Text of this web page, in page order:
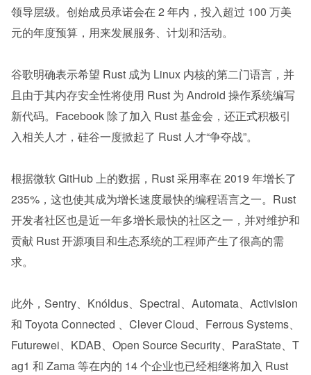
领导层级。创始成员承诺会在 2 年内，投入超过 100 万美
元的年度预算，用来发展服务、计划和活动。
谷歌明确表示希望 Rust 成为 Linux 内核的第二门语言，并
且由于其内存安全性将使用 Rust 为 Android 操作系统编写
新代码。Facebook 除了加入 Rust 基金会，还正式积极引
入相关人才，硅谷一度掀起了 Rust 人才“争夺战”。
根据微软 GitHub 上的数据，Rust 采用率在 2019 年增长了
235%，这也使其成为增长速度最快的编程语言之一。Rust
开发者社区也是近一年多增长最快的社区之一，并对维护和
贡献 Rust 开源项目和生态系统的工程师产生了很高的需
求。
此外，Sentry、Knóldus、Spectral、Automata、Activision
和 Toyota Connected 、Clever Cloud、Ferrous Systems、
Futurewei、KDAB、Open Source Security、ParaState、T
ag1 和 Zama 等在内的 14 个企业也已经相继将加入 Rust